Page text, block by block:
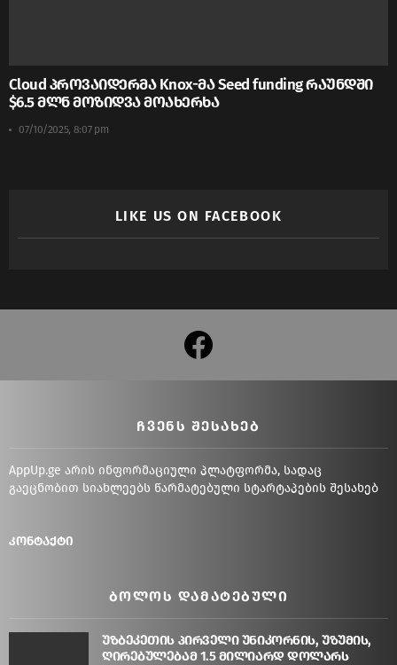
Cloud პროვაიდერმა Knox-მა Seed funding რაუნდში
$6.5 მლნ მოზიდვა მოახერხა
07/10/2025, 8:07 pm
LIKE US ON FACEBOOK
facebook
ᲩᲕᲔᲜᲡ ᲨᲔᲡᲐᲮᲔᲑ
AppUp.ge არის ინფორმაციული პლატფორმა, სადაც
გაეცნობით სიახლეებს წარმატებული სტარტაპების შესახებ
კონტაქტი
ᲑᲝᲚᲝᲡ ᲓᲐᲛᲐᲢᲔᲑᲣᲚᲘ
უზბეკეთის პირველი უნიკორნის, უზუმის,
ღირებულებამ 1.5 მილიარდ დოლარს